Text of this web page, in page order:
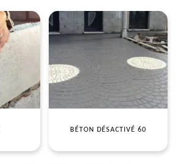
BÉTON DÉSACTIVÉ 60